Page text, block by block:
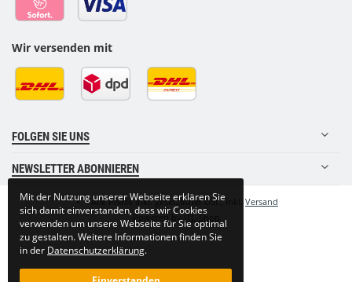
Wir versenden mit
FOLGEN SIE UNS
NEWSLETTER ABONNIEREN
•*Alle Preise inkl. gesetzlicher USt., inkl. Versand
Powered byJTL-Shop
Mit der Nutzung unserer Webseite erklären Sie
sich damit einverstanden, dass wir Cookies
verwenden um unsere Webseite für Sie optimal
zu gestalten. Weitere Informationen finden Sie
in der Datenschutzerklärung.